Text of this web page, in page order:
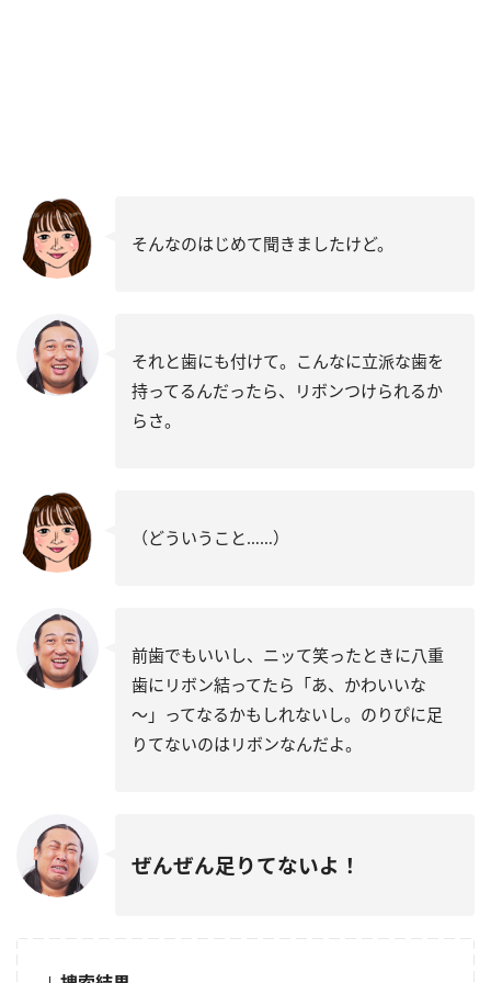
そんなのはじめて聞きましたけど。
それと歯にも付けて。こんなに立派な歯を
持ってるんだったら、リボンつけられるか
らさ。
（どういうこと……）
前歯でもいいし、ニッて笑ったときに八重
歯にリボン結ってたら「あ、かわいいな
～」ってなるかもしれないし。のりぴに足
りてないのはリボンなんだよ。
ぜんぜん足りてないよ！